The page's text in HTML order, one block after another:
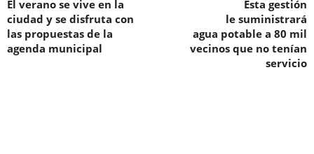
El verano se vive en la
ciudad y se disfruta con
las propuestas de la
agenda municipal
Esta gestión
le suministrará
agua potable a 80 mil
vecinos que no tenían
servicio